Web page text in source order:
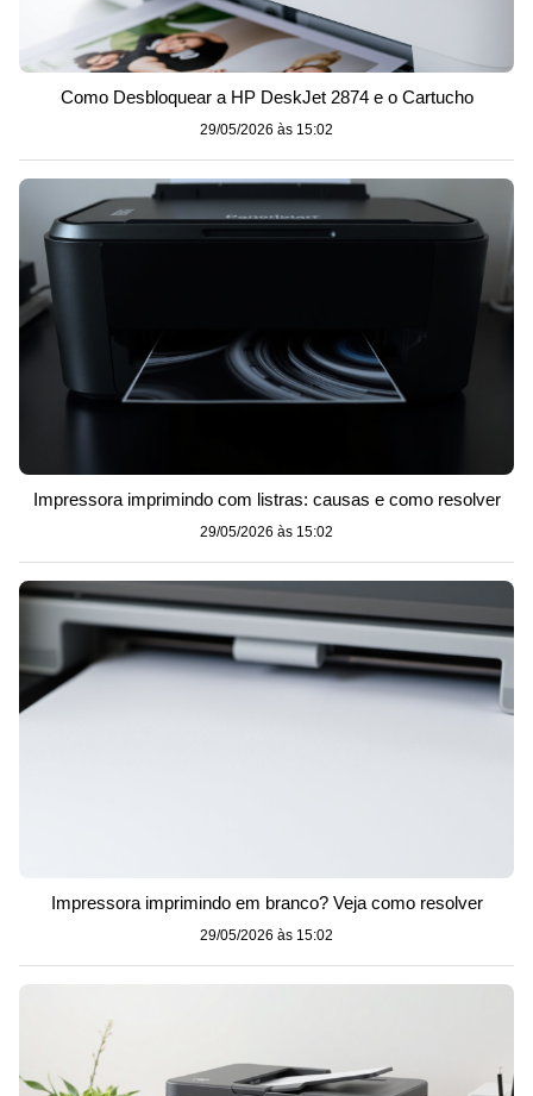
Como Desbloquear a HP DeskJet 2874 e o Cartucho
29/05/2026 às 15:02
Impressora imprimindo com listras: causas e como resolver
29/05/2026 às 15:02
Impressora imprimindo em branco? Veja como resolver
29/05/2026 às 15:02